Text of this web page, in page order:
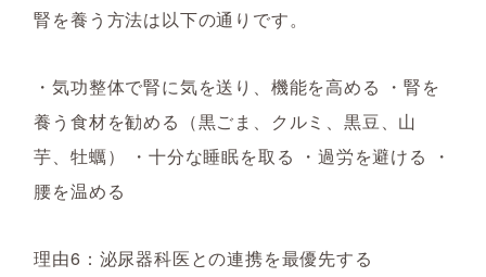
腎を養う方法は以下の通りです。
・気功整体で腎に気を送り、機能を高める ・腎を
養う食材を勧める（黒ごま、クルミ、黒豆、山
芋、牡蠣） ・十分な睡眠を取る ・過労を避ける ・
腰を温める
理由6：泌尿器科医との連携を最優先する